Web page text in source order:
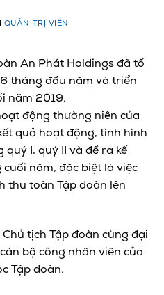
QUẢN TRỊ VIÊN
An Phát Holdings đã tổ
tháng đầu năm và triển
năm 2019.
động thường niên của
quả hoạt động, tình hình
I, quý II và đề ra kế
năm, đặc biệt là việc
thu toàn Tập đoàn lên
tịch Tập đoàn cùng đại
bộ công nhân viên của
Tập đoàn.